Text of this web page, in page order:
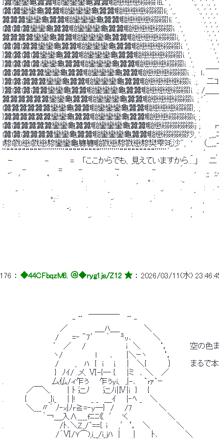
}蠶l鑾鑾龜蠶蠶㍾l鑾鑾鑾龜蠶蠶㍾戀戀戀綴綴℡.' ,　　　　':,.
l蠶l蠶鑾鑾龜蠶蠶㍾鑾鑾鑾龜蠶蠶㍾戀戀戀綴綴}li; '.,.　　 　 ':, ', ', ',　:
蠶蠶蠶鑾鑾龜蠶蠶㍾鑾鑾鑾龜蠶蠶㍾戀戀戀綴綴}li. '.,　　
l蠶l蠶l蠶鑾鑾龜蠶蠶㍾鑾鑾鑾龜蠶蠶㍾戀戀戀綴綴}i. .',　　　　.', ', ', ',
蠶蠶蠶蠶鑾鑾龜蠶蠶㍾鑾鑾鑾龜蠶蠶㍾戀戀戀綴綴}i;. ',　　　　.', ',
l蠶l蠶l蠶蠶鑾鑾龜蠶蠶㍾鑾鑾鑾龜蠶蠶㍾戀戀戀綴綴}i. ',　　　
}蠶l蠶l蠶l蠶鑾鑾龜蠶蠶㍾鑾鑾鑾龜蠶蠶㍾戀戀戀綴綴}i. ',　　　　 ', ', ',. ;
}蠶l蠶l蠶l蠶i鑾鑾龜蠶蠶㍾鑾鑾鑾龜蠶蠶㍾戀戀戀綴綴}i.
l蠶i蠶蠶蠶蠶鑾鑾龜蠶蠶㍾鑾鑾鑾龜蠶蠶㍾戀戀戀綴綴}i.
}蠶l蠶i蠶蠶蠶鑾鑾龜蠶蠶㍾鑾鑾鑾龜蠶蠶㍾戀戀戀戀綴}i. .;. 　二
}蠶l蠶l蠶i蠶蠶鑾鑾龜蠶蠶㍾鑾鑾鑾龜蠶蠶㍾戀戀戀綴綴}i. .; /＿＿」
蠶蠶蠶蠶蠶蠶鑾鑾龜蠶蠶㍾鑾鑾鑾龜蠶蠶㍾戀戀戀綴綴}i. ;
l蠶蠶蠶蠶蠶蠶鑾鑾龜蠶蠶㍾鑾鑾鑾龜蠶蠶㍾戀戀戀綴綴}; .;　　　　 ;.r三
}蠶蠶蠶蠶蠶蠶鑾鑾龜蠶蠶㍾鑾鑾鑾龜蠶蠶㍾戀戀綴綴綴li; ;　　　　 ;. ;
l蠶i蠶蠶蠶蠶蠶鑾鑾龜蠶蠶㍾鑾鑾鑾龜蠶蠶㍾戀綴綴綴綴ij ;.　 　r--､　
l蠶l蠶i蠶蠶蠶蠶鑾鑾龜蠶蠶㍾鑾鑾鑾龜蠶蠶㍾戀綴綴綴炒, '. 　_,,,ﾆｺ〈　
l驂l戮l戀l戮戀驂鑾鑾龜軈軈㍾戮戀驂戮戀驂樊雫竓沙",　'　　（__,,,-
¨“““““““““¨¨¨¨¨¨“““““““““¨¨¨¨¨“““““““““¨¨¨´　"　　_　　'　
ｰ　　　　　　-　　　　=　 「ここからでも、見えていますから....」　　二　
_,　　-　　　　　　=　　　-　　　　　　ｰ　　　　　　-　　　　 ´　　,　　_
ﾞ　　　　　ﾟ　　　　　　;　　　　.　　゜　　　　　。.　　　
_　.　　　　　.　　　　　　:　　　　　　　　　´　　　　_.　　　.　　　
｡..:　　　　　　　　　´_.　　　.　　　　:　　　　　　　´　　　　_.`
:　　　　　　　　　´　　_.　　　.　　　　:　　　　　　　´　　　　　
:　　　　　　　　　´　　　_.　　　.　　　　:　　　　　　　´　　　
176 ： ◆44CFbqzM6. ＠◆ryg1js/Z12 ★ ： 2026/03/11(水)
‐ ¨　　　　　 　 　 ¨ ‐
／　　　　　＿_ﾊ＿_　　　　 ＼
/　　 =‐ ＾7′　 ｀　　㍉､　　 　 ＼
′ ／　　/　　　　　　　 i　＼　　 　‘，　　　　空の色ま
ヽ/　　　　　　l　　 ､　　 |＼ｰヽ　　　‘，
/　　　, 　ﾊ　{　i 　 i. 　 | 　＼{　　　　｝　　　 まるで本当
}　ﾉｲ/ .メ、Ⅵ-{― {. 　 |ミ　､ ＼　 ／
.　　　　　　 　 　厶仏/ィ乍ぅ　　乍ぅyi、 ,|-､　 `rｧ`ｰ
／￣＼.　　 │ﾄ 辷ﾉ　　 辷ﾉｉ|Ⅳ|i　} 　 {
.　　 　 {　　　　_}i_　　| |!　 　 _ _　＿ｲ 　 |‐ﾍ _　 ＼
＼___〃´ ﾉ‐x|ﾉr≧=‐y―}　/ 　 /7　　　 　 ＼
｀￢＿入∧____fﾆﾆ《　′　'く　　　　 　 　 ＼
.　　　　　　　 　 　 /ﾄ､＼Z_/`=={. ｉ　　,′‘，　＼ 　 　 　 ＼
/´Ⅵ/Ｙ⌒),i__/i_jﾊ　|　　 |　　　ﾄ､　　　　　＼